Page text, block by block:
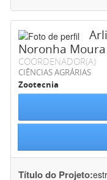
Noronha Moura
COORDENADOR(A)
CIÊNCIAS AGRÁRIAS
Zootecnia
Título do Projeto: